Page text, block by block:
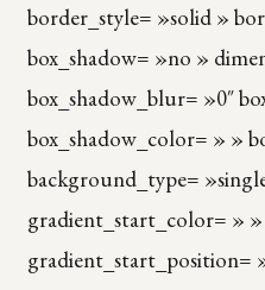
border_style= »solid »
box_shadow= »no »
box_shadow_blur= »0″
box_shadow_color= » »
background_type=
gradient_start_color= »
gradient_start_position=